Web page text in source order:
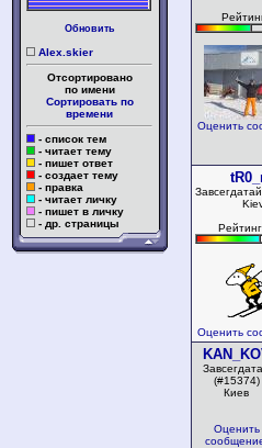
Обновить
Alex.skier
Отсортировано
по имени
Сортировать по
времени
- список тем
- читает тему
- пишет ответ
- создает тему
- правка
- читает личку
- пишет в личку
- др. страницы
Оценить
Оценить
(#15374)
Киев
Оценить